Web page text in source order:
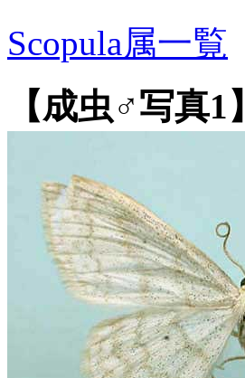
Scopula属一覧
【成虫♂写真1】